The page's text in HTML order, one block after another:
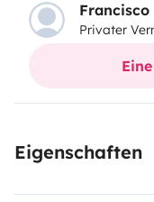
Francisco
Privater
Eigenschaften